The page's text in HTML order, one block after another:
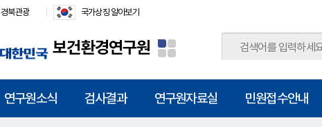
보건환경연구원
경북관광 국가상징 알아보기
연구원소식 검사결과 연구원자료실 민원접수안내